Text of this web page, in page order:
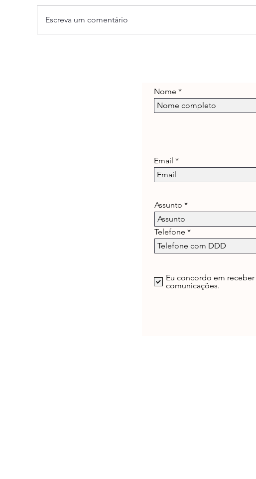
Escreva um comentário
Nome
Email
Assunto
Telefone
Eu concordo em receber
comunicações.